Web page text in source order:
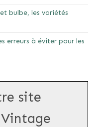
bulbe, les variétés
erreurs à éviter pour les
site
Vintage